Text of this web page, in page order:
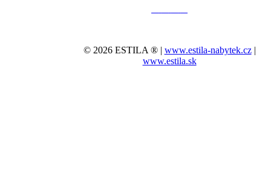
© 2026 ESTILA ® | www.estila-nabytek.cz|
www.estila.sk